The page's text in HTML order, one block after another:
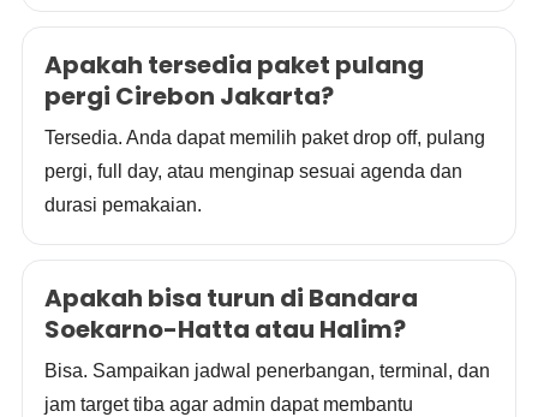
Apakah tersedia paket pulang
pergi Cirebon Jakarta?
Tersedia. Anda dapat memilih paket drop off, pulang
pergi, full day, atau menginap sesuai agenda dan
durasi pemakaian.
Apakah bisa turun di Bandara
Soekarno-Hatta atau Halim?
Bisa. Sampaikan jadwal penerbangan, terminal, dan
jam target tiba agar admin dapat membantu